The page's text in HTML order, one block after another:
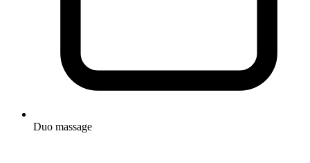
Duo massage